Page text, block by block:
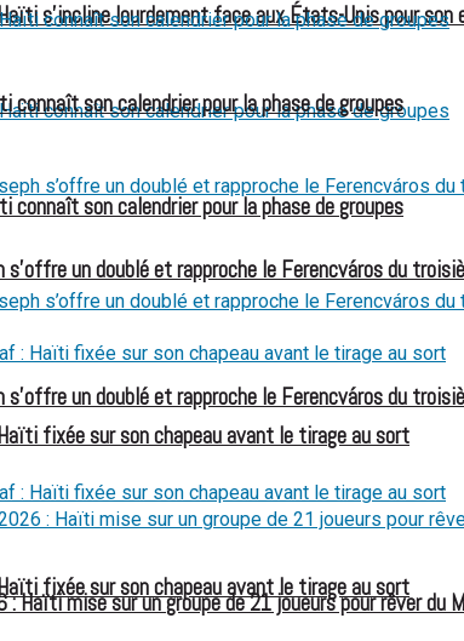
s’incline lourdement face aux États-Unis pour son
son calendrier pour la phase de groupes
s’offre un doublé et rapproche le Ferencváros du
fixée sur son chapeau avant le tirage au sort
son calendrier pour la phase de groupes
s’offre un doublé et rapproche le Ferencváros du
fixée sur son chapeau avant le tirage au sort
: Haïti mise sur un groupe de 21 joueurs pour rêver du